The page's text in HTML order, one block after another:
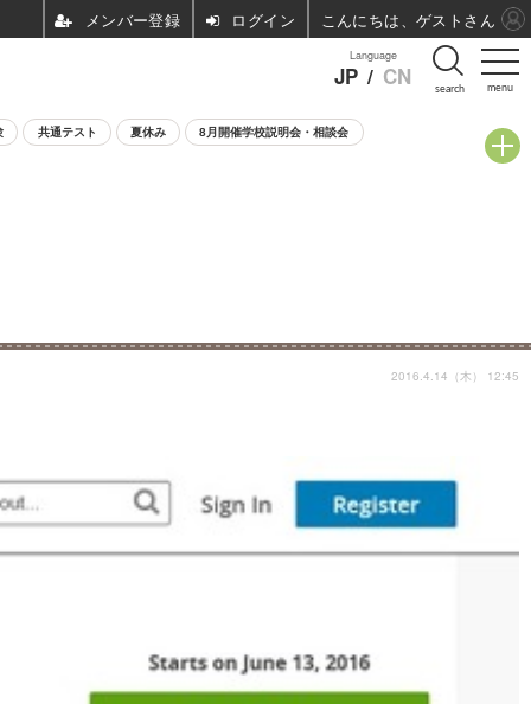
menu
Language
JP / CN search
共通テスト 夏休み 8月開催学校説明会・相談会
2016.4.14（木） 12:45
ログイン こんにちは、ゲストさん